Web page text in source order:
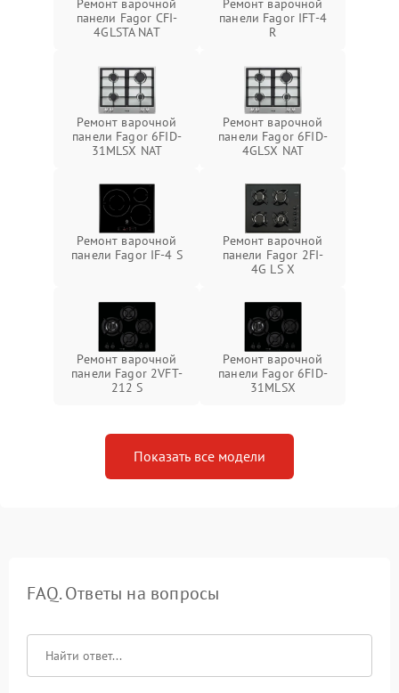
Ремонт варочной
панели Fagor CFI-
4GLSTA NAT
Ремонт варочной
панели Fagor IFT-4
R
Ремонт варочной
панели Fagor 6FID-
31MLSX NAT
Ремонт варочной
панели Fagor 6FID-
4GLSX NAT
Ремонт варочной
панели Fagor IF-4 S
Ремонт варочной
панели Fagor 2FI-
4G LS X
Ремонт варочной
панели Fagor 2VFT-
212 S
Ремонт варочной
панели Fagor 6FID-
31MLSX
Показать все модели
FAQ. Ответы на вопросы